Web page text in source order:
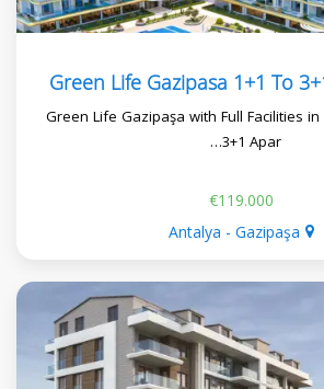
Green Life Gazipasa 1+1 To
Green Life Gazipaşa with Full Facilities
3+1 Apar…
€119.000
Antalya - Gazipaşa